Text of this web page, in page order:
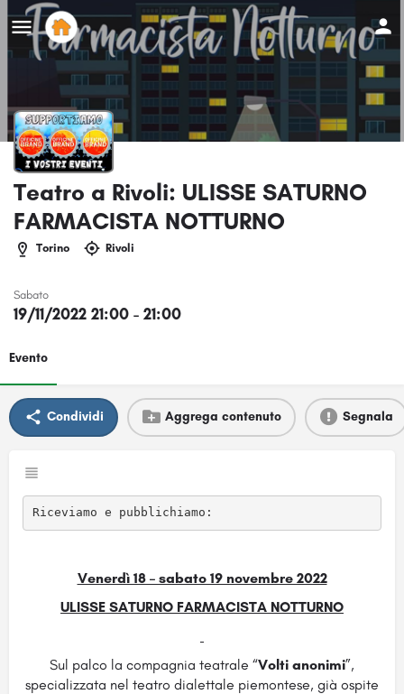
Teatro a Rivoli: ULISSE SATURNO
FARMACISTA NOTTURNO
Torino Rivoli
Sabato
19/11/2022 21:00 - 21:00
Evento
Condividi Aggrega contenuto Segnala
Riceviamo e pubblichiamo:
Venerdì 18 – sabato 19 novembre 2022
ULISSE SATURNO FARMACISTA NOTTURNO
Sul palco la compagnia teatrale “Volti anonimi”,
specializzata nel teatro dialettale piemontese, già ospite